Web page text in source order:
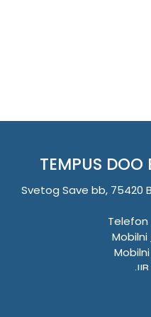
TEMPUS
Svetog Save bb, 75420
Telefon
Mobilni
Mobilni